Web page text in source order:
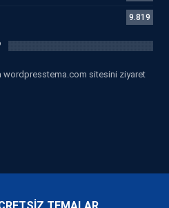
9.819
sitesini ziyaret